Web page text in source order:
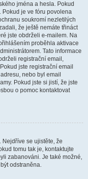
jména a hesla. Pokud
Pokud je ve fóru povolena
soukromí nezletilých
že ještě nemáte třináct
jste obdrželi e-mailem. Na
proběhla aktivace
Tato informace
registrační email,
jste registrační email
nebo byl email
Pokud jste si jistí, že jste
o pomoc kontaktovat
Nejdříve se ujistěte, že
tomu tak je, kontaktujte
zabanováni. Je také možné,
odstraněna.